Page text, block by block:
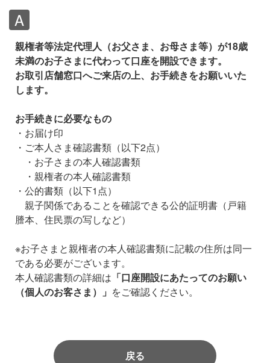
親権者等法定代理人（お父さま、お母さま等）が18歳
未満のお子さまに代わって口座を開設できます。
お取引店舗窓口へご来店の上、お手続きをお願いいた
します。
お手続きに必要なもの
・お届け印
・ご本人さま確認書類（以下2点）
・お子さまの本人確認書類
・親権者の本人確認書類
・公的書類（以下1点）
親子関係であることを確認できる公的証明書（戸籍
謄本、住民票の写しなど）
※お子さまと親権者の本人確認書類に記載の住所は同一
である必要がございます。
本人確認書類の詳細は 「口座開設にあたってのお願い
（個人のお客さま）」 をご確認ください。
戻る